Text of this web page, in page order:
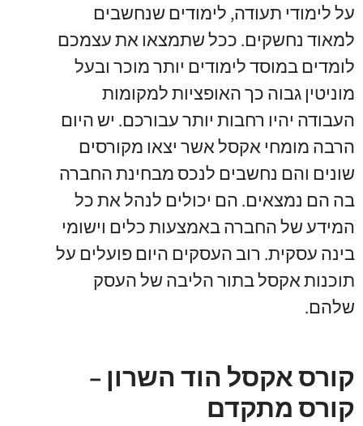
על לימודי תעודה, לימודים שנחשבים
למאוד נחשקים. ככל שתמצאו את עצמכם
לומדים במוסד לימודים יותר מוכר ובעל
מוניטין גבוה כך האופציות למקומות
העבודה יהיו רחבות יותר עבורכם. יש היום
הרבה מומחי אקסל אשר יצאו מקורסים
שונים והם נחשבים לנכס מבחינת החברה
בה הם נמצאים. הם יכולים לנהל את כל
המידע של החברה באמצעות כלים וישומי
בינה עסקית. רוב העסקים היום פועלים על
תוכנות אקסל בתור הליבה של העסק
שלהם.
קורס אקסל הוד השרון –
קורס מתקדם